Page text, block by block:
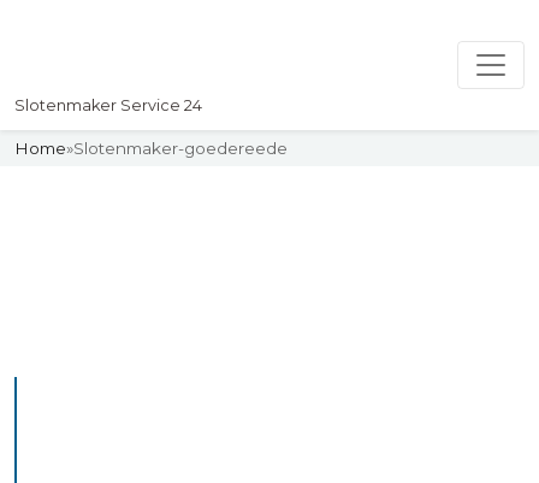
Slotenmaker Service 24
Home»Slotenmaker-goedereede